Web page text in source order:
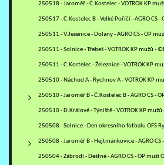
250518 - Jaroměř - Č.Kostelec - VOTROK KP
250517 - Č.Kostelec B - Velké Poříčí - AGRO CS -
250511 - V.Jesenice - Dolany - AGRO CS - OP
250511 - Solnice - Třebeš - VOTROK KP mužů -
250511 - Č.Kostelec - Železnice - VOTROK KP
250510 - Náchod A - Rychnov A - VOTROK KP
250510 - Jaroměř B - Č.Kostelec B - AGRO CS -
250510 - D.Králové - Týniště - VOTROK KP mužů
250508 - Solnice - Den okresního fotbalu OFS
250508 - Jaroměř B - Hejtmánkovice - AGRO CS
250504 - Zábrodí - Deštné - AGRO CS - OP muži